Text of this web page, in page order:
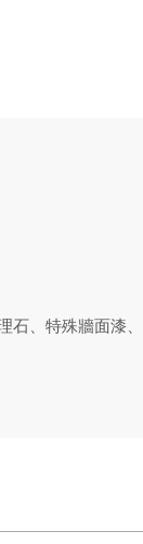
石、特殊牆面漆